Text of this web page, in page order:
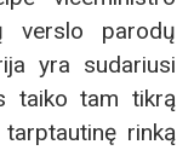
verslo parodų
yra sudariusi
taiko tam tikrą
rinką